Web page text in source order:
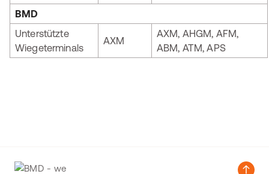
BMD
Unterstützte
Wiegeterminals
AXM
AXM, AHGM, AFM,
ABM, ATM, APS